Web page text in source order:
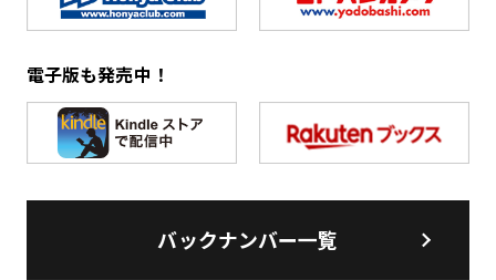
電子版も発売中！
バックナンバー一覧